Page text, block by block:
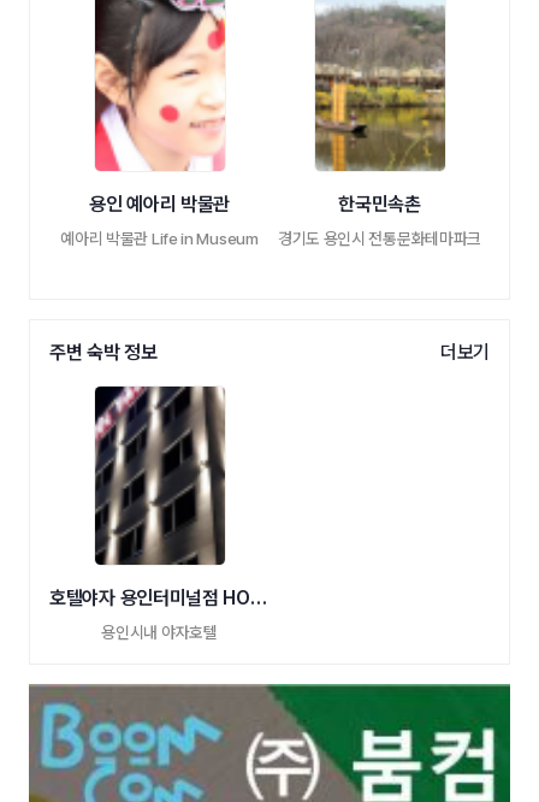
용인 예아리 박물관
예아리 박물관 Life in Museum
한국민속촌
경기도 용인시 전통문화테마파크
주변 숙박 정보 더보기
호텔야자 용인터미널점 HOTEL YAJA
용인시내 야자호텔